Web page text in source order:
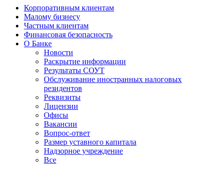
Корпоративным клиентам
Малому бизнесу
Частным клиентам
Финансовая безопасность
О Банке
Новости
Раскрытие информации
Результаты СОУТ
Обслуживание иностранных налоговых
резидентов
Реквизиты
Лицензии
Офисы
Вакансии
Вопрос-ответ
Размер уставного капитала
Надзорное учреждение
Все